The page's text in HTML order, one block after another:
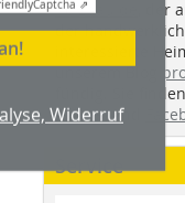
Captcha ⇗
Widerruf
holzbau.de
, der
der
interessierte
unserem Blog
fündig. Sie
Twitterund
Service